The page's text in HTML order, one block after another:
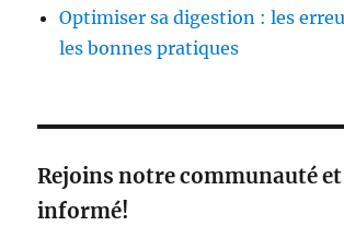
Optimiser sa digestion : les
les bonnes pratiques
Rejoins notre communauté
informé!